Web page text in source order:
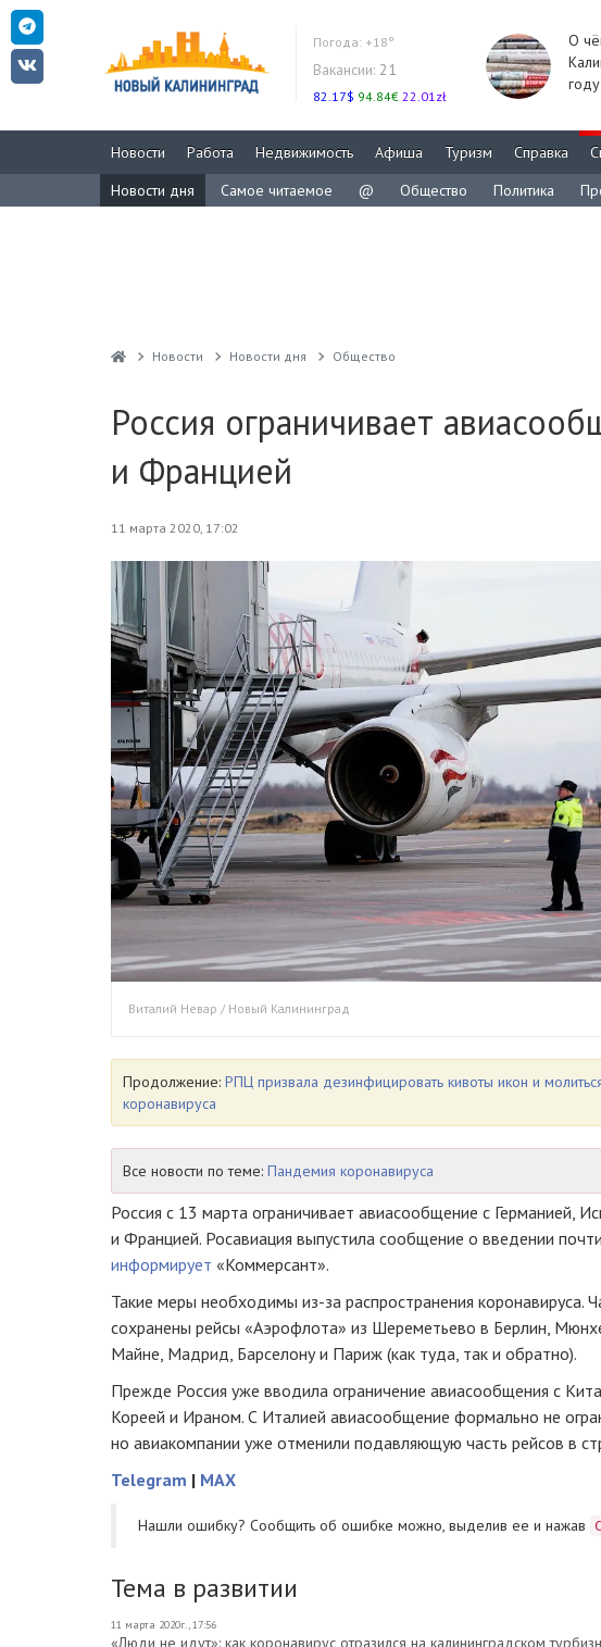
Погода: +18°
Вакансии: 21
82.17$ 94.84€ 22.01zł
О
году
Новости Работа Недвижимость Афиша Туризм Справка
Новости дня
Самое читаемое @ Общество Политика
Новости Новости дня Общество
Россия ограничивает
и Францией
11 марта 2020, 17:02
Виталий Невар / Новый Калининград
Продолжение: РПЦ призвала дезинфицировать кивоты икон и
коронавируса
Все новости по теме: Пандемия коронавируса
Россия с 13 марта ограничивает авиасообщение с Германией,
и Францией. Росавиация выпустила сообщение о введении
информирует «Коммерсант».
Такие меры необходимы из-за распространения коронавируса.
сохранены рейсы «Аэрофлота» из Шереметьево в Берлин,
Майне, Мадрид, Барселону и Париж (как туда, так и обратно).
Прежде Россия уже вводила ограничение авиасообщения с
Кореей и Ираном. С Италией авиасообщение формально не
но авиакомпании уже отменили подавляющую часть рейсов в
Telegram | MAX
Нашли ошибку? Cообщить об ошибке можно, выделив ее и нажав
Тема в развитии
11 марта 2020г., 17:56
«Люди не идут»: как коронавирус отразился на калининградском